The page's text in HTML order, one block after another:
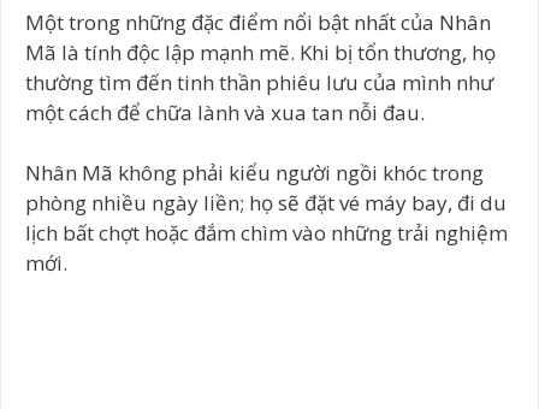
Một trong những đặc điểm nổi bật nhất của Nhân
Mã là tính độc lập mạnh mẽ. Khi bị tổn thương, họ
thường tìm đến tinh thần phiêu lưu của mình như
một cách để chữa lành và xua tan nỗi đau.
Nhân Mã không phải kiểu người ngồi khóc trong
phòng nhiều ngày liền; họ sẽ đặt vé máy bay, đi du
lịch bất chợt hoặc đắm chìm vào những trải nghiệm
mới.